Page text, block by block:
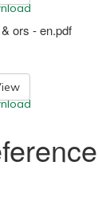
ors - en.pdf